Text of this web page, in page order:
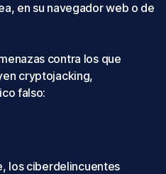
en su navegador web o de
contra los que
cryptojacking,
falso:
los ciberdelincuentes